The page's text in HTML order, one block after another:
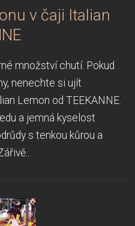
v čaji Italian
množství chutí. Pokud
nenechte si ujít
Lemon od TEEKANNE.
a jemná kyselost
s tenkou kůrou a